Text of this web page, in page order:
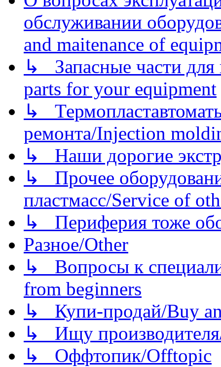
обслуживании
and maitenance of
↳ Запасные части для
parts for your equipment
↳
ремонта/Injection
↳ Наши дорогие
↳ Прочее
пластмасс/Service of
↳ Периферия тоже
Разное/Other
↳ Вопросы к
from beginners
↳ Купи-продай/Buy
↳ Ищу
↳ Оффтопик/Offtopic